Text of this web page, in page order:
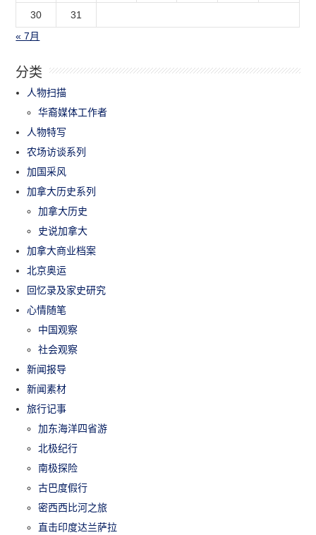
30
31
« 7月
分类
人物扫描
华裔媒体工作者
人物特写
农场访谈系列
加国采风
加拿大历史系列
加拿大历史
史说加拿大
加拿大商业档案
北京奥运
回忆录及家史研究
心情随笔
中国观察
社会观察
新闻报导
新闻素材
旅行记事
加东海洋四省游
北极纪行
南极探险
古巴度假行
密西西比河之旅
直击印度达兰萨拉